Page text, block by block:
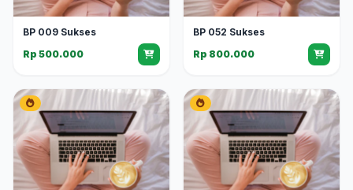
BP 009 Sukses
Rp 500.000
BP 052 Sukses
Rp 800.000